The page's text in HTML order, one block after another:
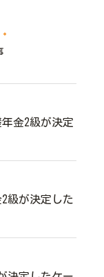
金2級が決定
級が決定した